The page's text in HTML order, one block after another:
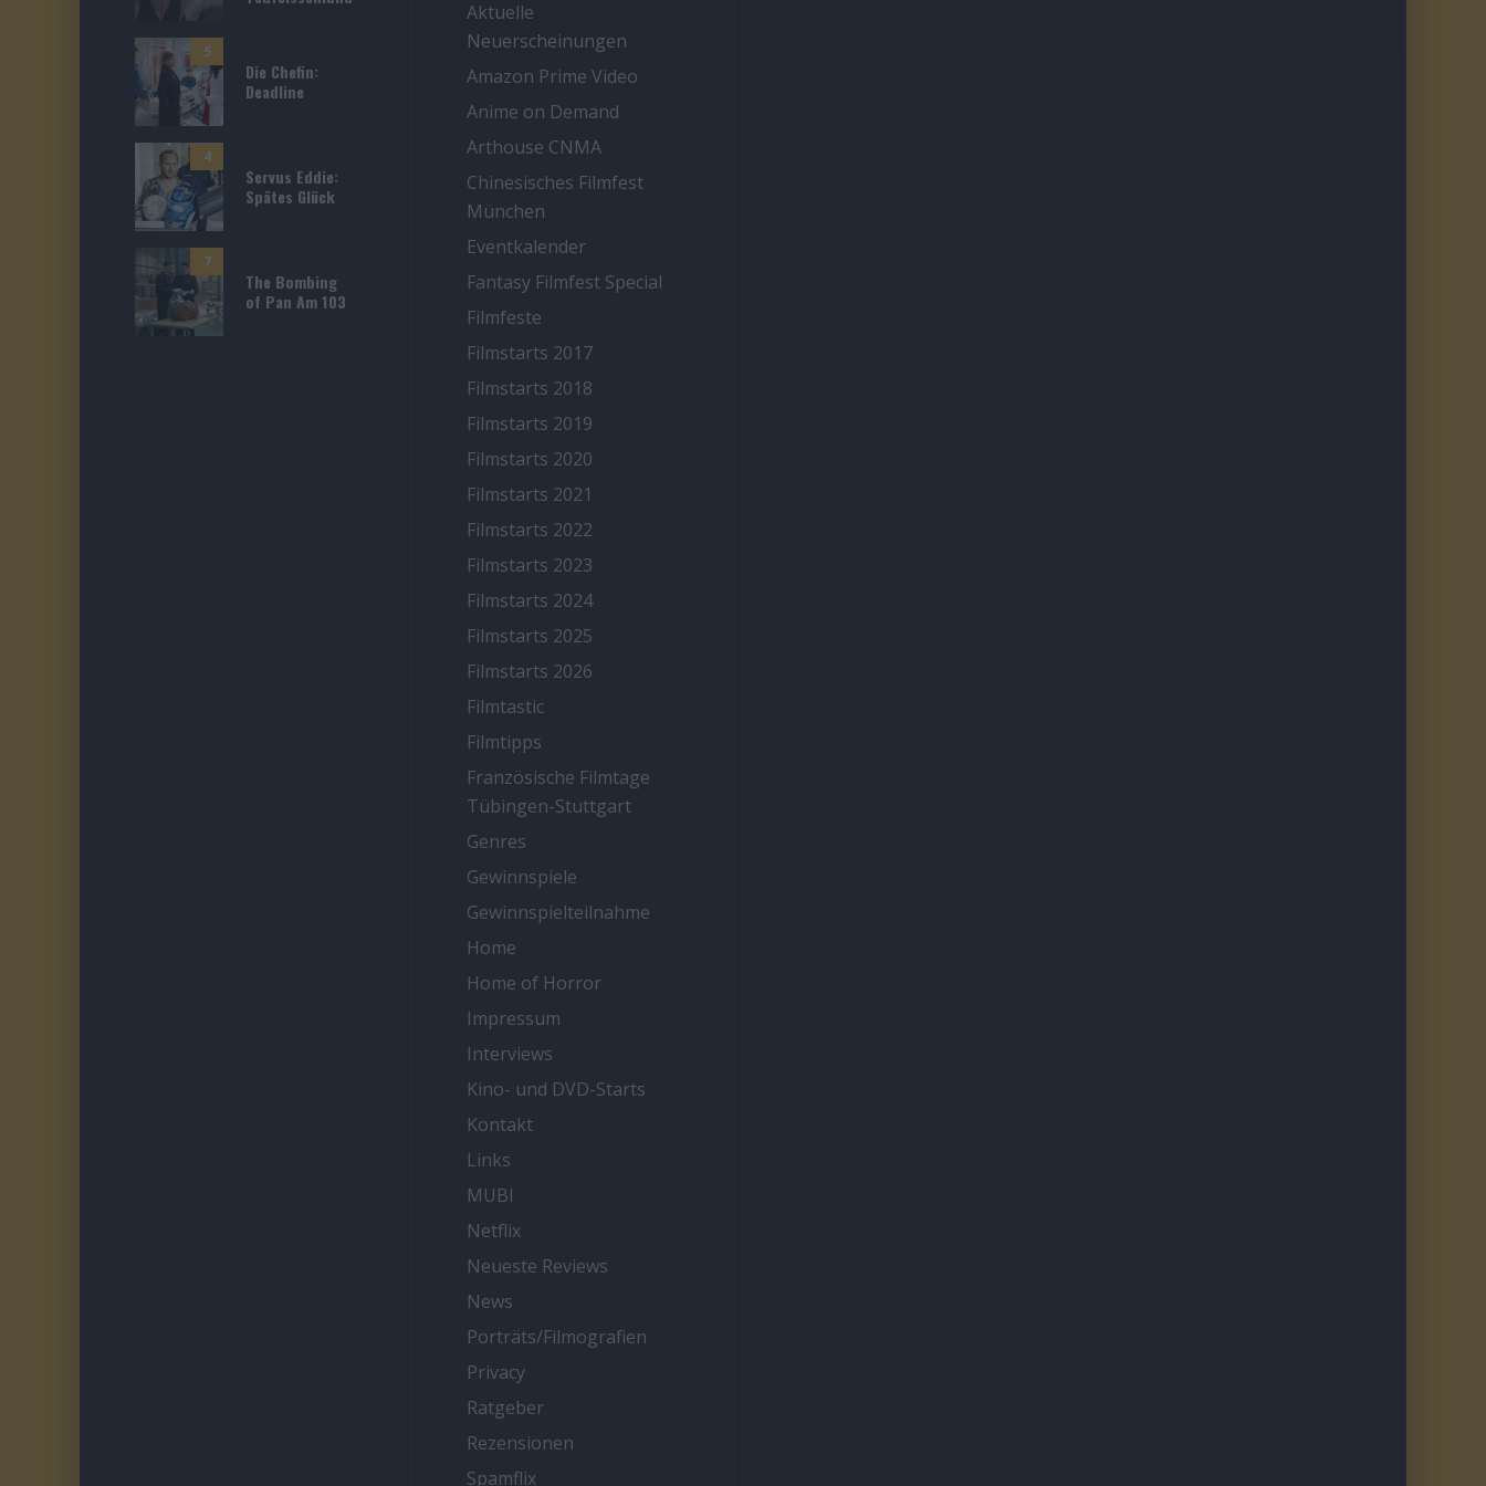
5
Die Chefin:
Deadline
4
Servus Eddie:
Spätes Glück
7
The Bombing
of Pan Am 103
Aktuelle
Neuerscheinungen
Amazon Prime Video
Anime on Demand
Arthouse CNMA
Chinesisches Filmfest
München
Eventkalender
Fantasy Filmfest Special
Filmfeste
Filmstarts 2017
Filmstarts 2018
Filmstarts 2019
Filmstarts 2020
Filmstarts 2021
Filmstarts 2022
Filmstarts 2023
Filmstarts 2024
Filmstarts 2025
Filmstarts 2026
Filmtastic
Filmtipps
Französische Filmtage
Tübingen-Stuttgart
Genres
Gewinnspiele
Gewinnspielteilnahme
Home
Home of Horror
Impressum
Interviews
Kino- und DVD-Starts
Kontakt
Links
MUBI
Netflix
Neueste Reviews
News
Porträts/Filmografien
Privacy
Ratgeber
Rezensionen
Spamflix